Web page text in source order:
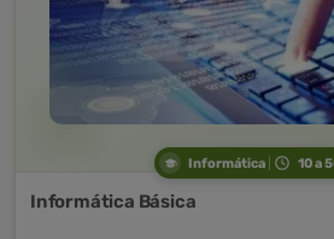
Informática 10 a
Informática Básica